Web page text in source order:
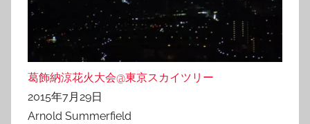
葛飾納涼花火大会@東京スカイツリー
2015年7月29日
Arnold Summerfield